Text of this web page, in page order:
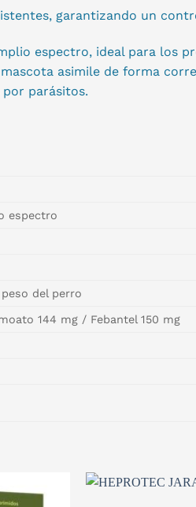
garantizando un
espectro, ideal para los
asimile de forma
parásitos.
espectro
del perro
144 mg / Febantel 150 mg